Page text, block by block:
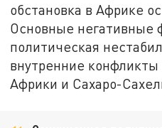
обстановка в Африке
Основные негативные
политическая
внутренние
Африки и Сахаро-